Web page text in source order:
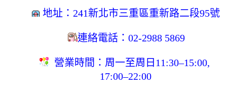
地址：241新北市三重區重新路二段95號
連絡電話： 02-2988 5869
營業時間：周一至周日11:30–15:00,
17:00–22:00